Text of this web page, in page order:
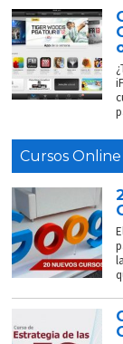
Cursos Online